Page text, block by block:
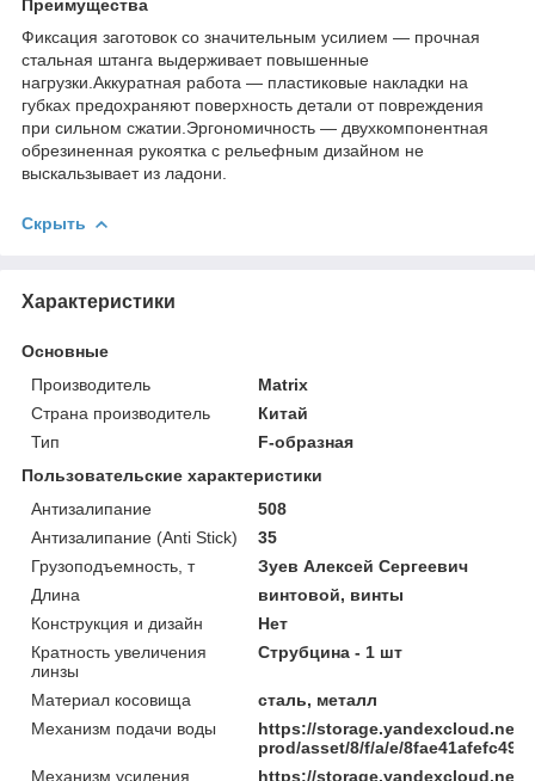
Преимущества
Фиксация заготовок со значительным усилием — прочная
стальная штанга выдерживает повышенные
нагрузки.Аккуратная работа — пластиковые накладки на
губках предохраняют поверхность детали от повреждения
при сильном сжатии.Эргономичность — двухкомпонентная
обрезиненная рукоятка с рельефным дизайном не
выскальзывает из ладони.
Скрыть
Характеристики
Основные
Производитель
Matrix
Страна производитель
Китай
Тип
F-образная
Пользовательские характеристики
Антизалипание
508
Антизалипание (Anti Stick)
35
Грузоподъемность, т
Зуев Алексей Сергеевич
Длина
винтовой, винты
Конструкция и дизайн
Нет
Кратность увеличения
линзы
Струбцина - 1 шт
Материал косовища
сталь, металл
Механизм подачи воды
https://storage.yandexcloud.net/
prod/asset/8/f/a/e/
Механизм усиления
https://storage.yandexcloud.net/